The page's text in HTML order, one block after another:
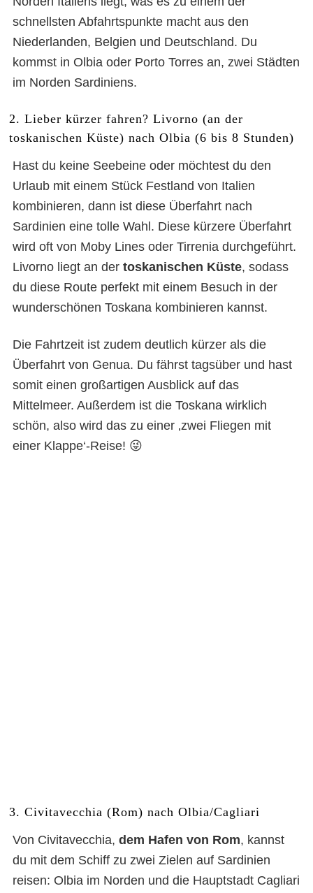
schnellsten Abfahrtspunkte macht aus den
Niederlanden, Belgien und Deutschland. Du
kommst in Olbia oder Porto Torres an, zwei Städten
im Norden Sardiniens.
2. Lieber kürzer fahren? Livorno (an der
toskanischen Küste) nach Olbia (6 bis 8 Stunden)
Hast du keine Seebeine oder möchtest du den
Urlaub mit einem Stück Festland von Italien
kombinieren, dann ist diese Überfahrt nach
Sardinien eine tolle Wahl. Diese kürzere Überfahrt
wird oft von Moby Lines oder Tirrenia durchgeführt.
Livorno liegt an der toskanischen Küste, sodass
du diese Route perfekt mit einem Besuch in der
wunderschönen Toskana kombinieren kannst.
Die Fahrtzeit ist zudem deutlich kürzer als die
Überfahrt von Genua. Du fährst tagsüber und hast
somit einen großartigen Ausblick auf das
Mittelmeer. Außerdem ist die Toskana wirklich
schön, also wird das zu einer ‚zwei Fliegen mit
einer Klappe‘-Reise! 😜
3. Civitavecchia (Rom) nach Olbia/Cagliari
Von Civitavecchia, dem Hafen von Rom, kannst
du mit dem Schiff zu zwei Zielen auf Sardinien
reisen: Olbia im Norden und die Hauptstadt Cagliari